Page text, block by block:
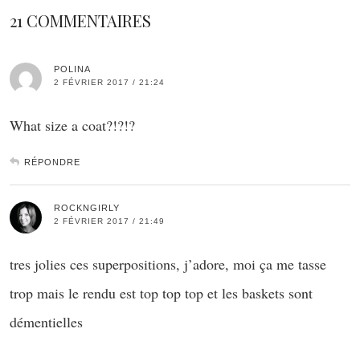
21 COMMENTAIRES
POLINA
2 FÉVRIER 2017 / 21:24
What size a coat?!?!?
RÉPONDRE
ROCKNGIRLY
2 FÉVRIER 2017 / 21:49
tres jolies ces superpositions, j’adore, moi ça me tasse
trop mais le rendu est top top top et les baskets sont
démentielles